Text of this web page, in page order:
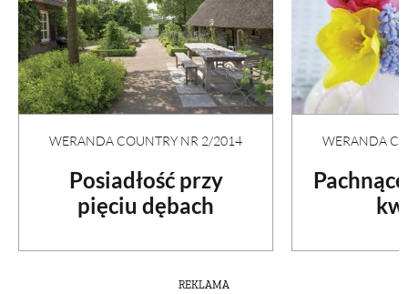
WERANDA COUNTRY NR 2/2014
Posiadłość przy
pięciu dębach
WERANDA
REKLAMA